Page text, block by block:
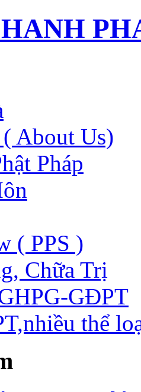
About Us)
Pháp
( PPS )
Chữa Trị
GĐPT
thể